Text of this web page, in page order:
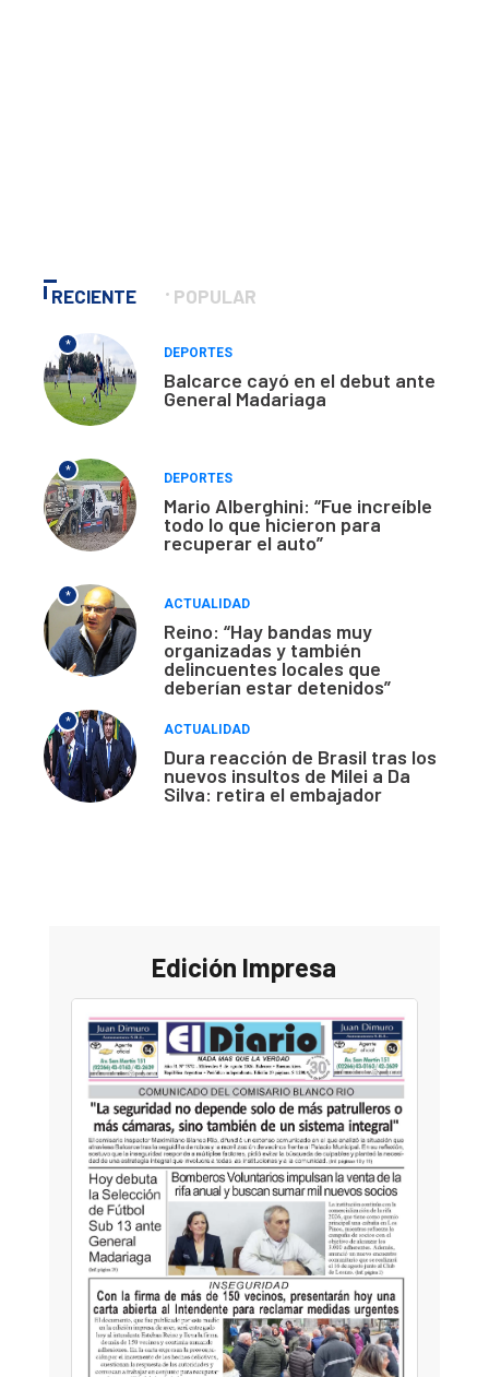
RECIENTE POPULAR
*
DEPORTES
Balcarce cayó en el debut ante
General Madariaga
*
DEPORTES
Mario Alberghini: “Fue increíble
todo lo que hicieron para
recuperar el auto”
*
ACTUALIDAD
Reino: “Hay bandas muy
organizadas y también
delincuentes locales que
deberían estar detenidos”
*
ACTUALIDAD
Dura reacción de Brasil tras los
nuevos insultos de Milei a Da
Silva: retira el embajador
Edición Impresa